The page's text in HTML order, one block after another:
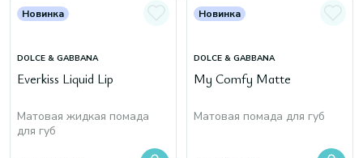
Новинка
DOLCE & GABBANA
Everkiss Liquid Lip
Матовая жидкая помада
для губ
Новинка
DOLCE & GABBANA
My Comfy Matte
Матовая помада для губ